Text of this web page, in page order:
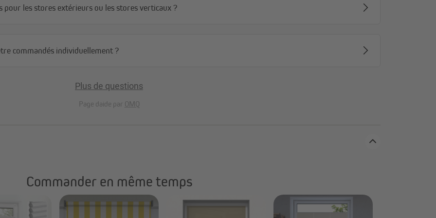
ce qui réduit la
pour résister à tout : elle est
son charme et son confort
à accueillir vos moments de
pour les stores extérieurs ou les stores verticaux ?
commandés individuellement ?
Plus de questions
Page daide par OMQ
Commander en même temps